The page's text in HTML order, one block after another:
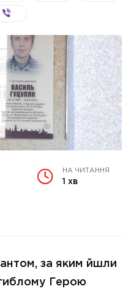
НА ЧИТАННЯ
1 хв
за яким йшли
Герою